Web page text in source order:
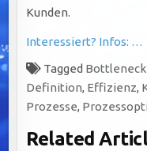
Kunden.
Interessiert? Infos: …
Tagged
Definition, Effizienz,
Prozesse,
Related